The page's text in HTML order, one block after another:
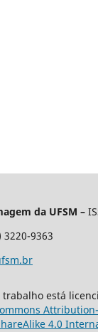
da UFSM –
3220-9363
está
Attribution-
4.0